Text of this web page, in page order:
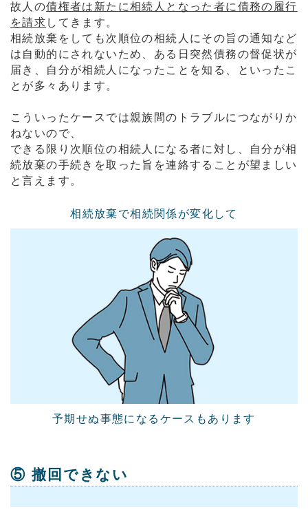
故人の債権者は新たに相続人となった者に債務の履行
を請求 してきます。
相続放棄をしても次順位の相続人にその旨の通知など
は自動的にされないため、ある日突然債務の督促状が
届き、自分が相続人になったことを知る、といったこ
とが多々あります。
こういったケースでは親族間のトラブルにつながりか
ねないので、
できる限り次順位の相続人になる者に対し、自分が相
続放棄の手続きを取った旨を連絡することが望ましい
と言えます。
相続放棄で相続関係が変化して
予期せぬ事態になるケースもあります
⑤ 撤回できない